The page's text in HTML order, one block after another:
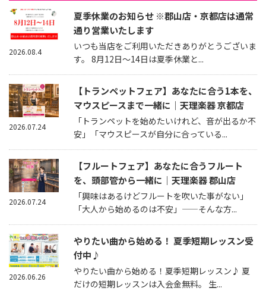
夏季休業のお知らせ ※郡山店・京都店は通常
通り営業いたします
いつも当店をご利用いただきありがとうございま
す。 8月12日～14日は夏季休業と...
2026.08.4
【トランペットフェア】あなたに合う1本を、
マウスピースまで一緒に｜天理楽器 京都店
「トランペットを始めたいけれど、音が出るか不
安」「マウスピースが自分に合っている...
2026.07.24
【フルートフェア】あなたに合うフルート
を、頭部管から一緒に｜天理楽器 郡山店
「興味はあるけどフルートを吹いた事がない」
「大人から始めるのは不安」——そんな方...
2026.07.24
やりたい曲から始める！ 夏季短期レッスン受
付中♪
やりたい曲から始める！夏季短期レッスン♪ 夏
だけの短期レッスンは入会金無料。 生...
2026.06.26